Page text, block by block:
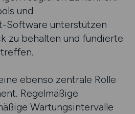
und
Software unterstützen
zu behalten und fundierte
ebenso zentrale Rolle
Regelmäßige
Wartungsintervalle